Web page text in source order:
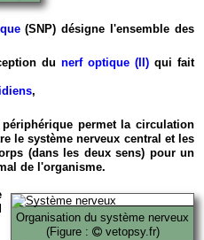
(SNP) désigne l'ensemble des
du nerf optique (II) qui fait
,
périphérique permet la circulation
le système nerveux central et les
(dans les deux sens) pour un
de l'organisme.
Organisation du système nerveux
(Figure :
vetopsy.fr)